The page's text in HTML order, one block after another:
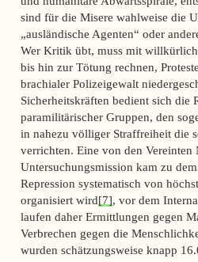
sind für die Misere wahlweise die
„ausländische Agenten“ oder
Wer Kritik übt, muss mit
bis hin zur Tötung rechnen,
brachialer Polizeigewalt
Sicherheitskräften bedient sich die
paramilitärischer Gruppen, den
in nahezu völliger Straffreiheit die
verrichten. Eine von den Vereinten
Untersuchungsmission kam zu dem
Repression systematisch von
organisiert wird[7], vor dem
laufen daher Ermittlungen gegen
Verbrechen gegen die
wurden schätzungsweise knapp